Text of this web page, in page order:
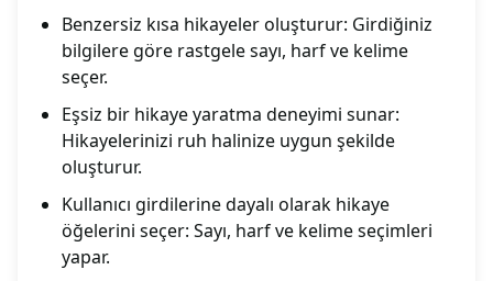
Benzersiz kısa hikayeler oluşturur: Girdiğiniz
bilgilere göre rastgele sayı, harf ve kelime
seçer.
Eşsiz bir hikaye yaratma deneyimi sunar:
Hikayelerinizi ruh halinize uygun şekilde
oluşturur.
Kullanıcı girdilerine dayalı olarak hikaye
öğelerini seçer: Sayı, harf ve kelime seçimleri
yapar.